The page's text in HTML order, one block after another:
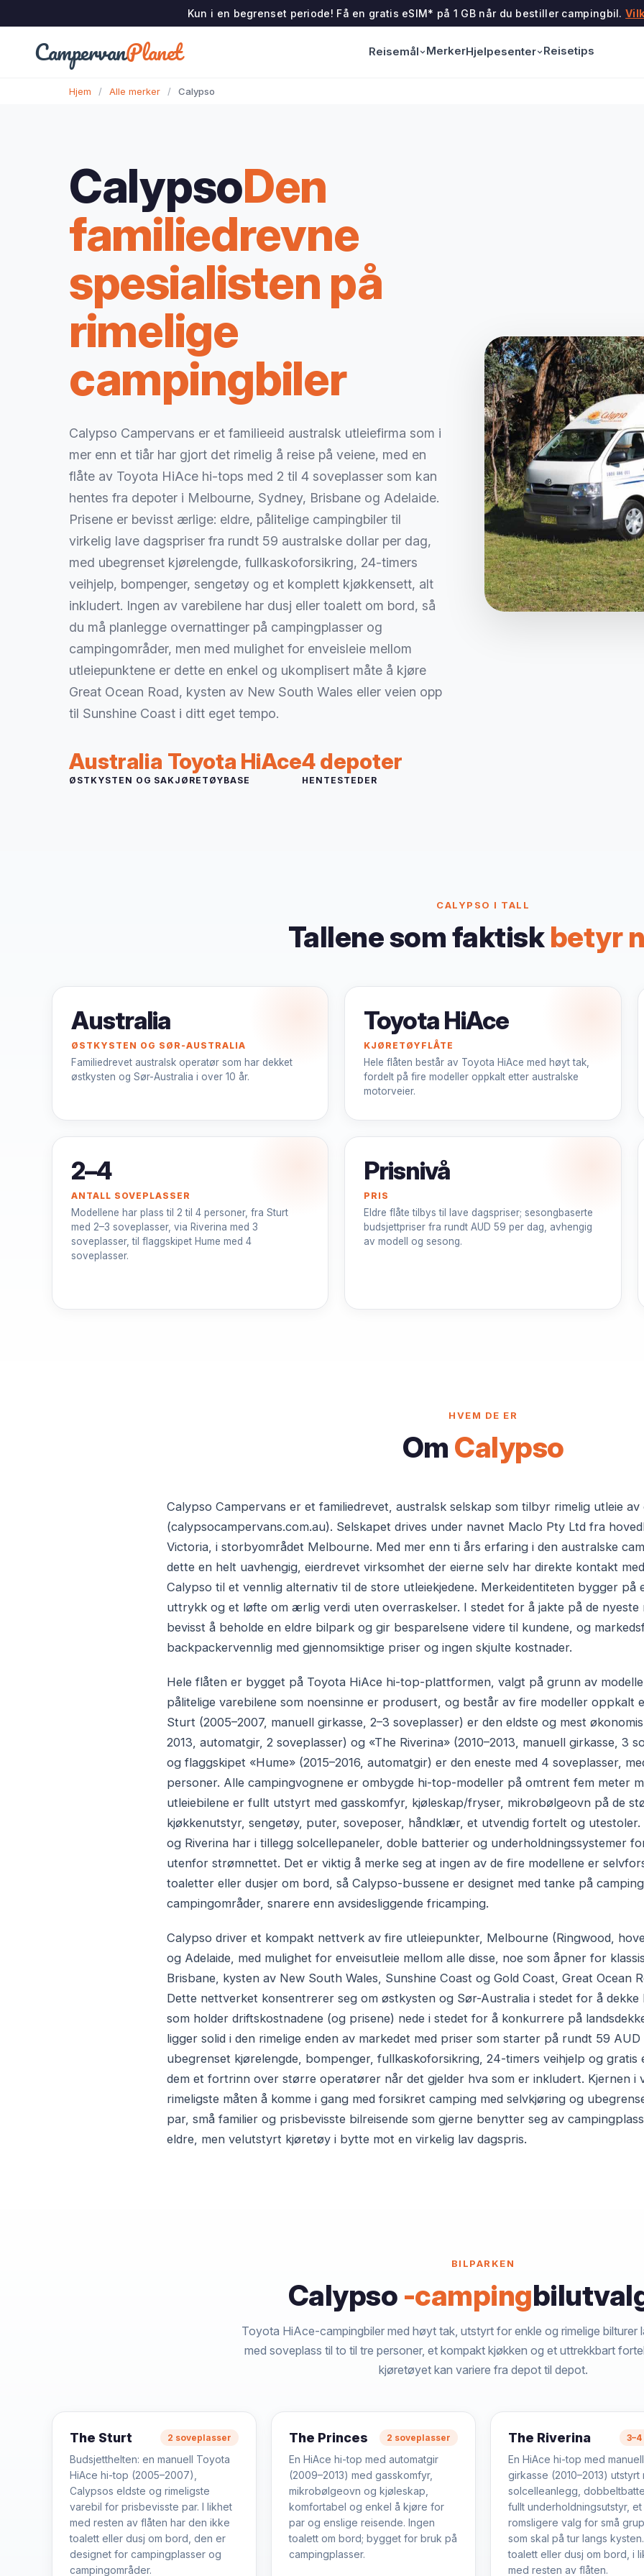
Kun i en begrenset periode! Få en gratis eSIM* på 1 GB når du bestiller campingbil.
CampervanPlanet Reisemål MerkerHjelpesenter Reisetips
Hjem / Alle merker / Calypso
CalypsoDen
familiedrevne
spesialisten på
rimelige
campingbiler
Calypso Campervans er et familieeid australsk utleiefirma som i
mer enn et tiår har gjort det rimelig å reise på veiene, med en
flåte av Toyota HiAce hi-tops med 2 til 4 soveplasser som kan
hentes fra depoter i Melbourne, Sydney, Brisbane og Adelaide.
Prisene er bevisst ærlige: eldre, pålitelige campingbiler til
virkelig lave dagspriser fra rundt 59 australske dollar per dag,
med ubegrenset kjørelengde, fullkaskoforsikring, 24-timers
veihjelp, bompenger, sengetøy og et komplett kjøkkensett, alt
inkludert. Ingen av varebilene har dusj eller toalett om bord, så
du må planlegge overnattinger på campingplasser og
campingområder, men med mulighet for enveisleie mellom
utleiepunktene er dette en enkel og ukomplisert måte å kjøre
Great Ocean Road, kysten av New South Wales eller veien opp
til Sunshine Coast i ditt eget tempo.
Australia
ØSTKYSTEN OG SA
Toyota HiAce
KJØRETØYBASE
4 depoter
HENTESTEDER
CALYPSO I TALL
Tallene som faktiskbetyr
Australia
ØSTKYSTEN OG SØR-AUSTRALIA
Familiedrevet australsk operatør som har dekket
østkysten og Sør-Australia i over 10 år.
Toyota HiAce
KJØRETØYFLÅTE
Hele flåten består av Toyota HiAce med høyt tak,
fordelt på fire modeller oppkalt etter australske
motorveier.
2–4
ANTALL SOVEPLASSER
Modellene har plass til 2 til 4 personer, fra Sturt
med 2–3 soveplasser, via Riverina med 3
soveplasser, til flaggskipet Hume med 4
soveplasser.
Prisnivå
PRIS
Eldre flåte tilbys til lave dagspriser; sesongbaserte
budsjettpriser fra rundt AUD 59 per dag, avhengig
av modell og sesong.
HVEM DE ER
Om Calypso
Calypso Campervans er et familiedrevet, australsk selskap som tilbyr rimelig utleie
(calypsocampervans.com.au). Selskapet drives under navnet Maclo Pty Ltd fra
Victoria, i storbyområdet Melbourne. Med mer enn ti års erfaring i den australske
dette en helt uavhengig, eierdrevet virksomhet der eierne selv har direkte kontakt
Calypso til et vennlig alternativ til de store utleiekjedene. Merkeidentiteten bygger
uttrykk og et løfte om ærlig verdi uten overraskelser. I stedet for å jakte på de nyeste
bevisst å beholde en eldre bilpark og gir besparelsene videre til kundene, og
backpackervennlig med gjennomsiktige priser og ingen skjulte kostnader.
Hele flåten er bygget på Toyota HiAce hi-top-plattformen, valgt på grunn av
pålitelige varebilene som noensinne er produsert, og består av fire modeller oppkalt
Sturt (2005–2007, manuell girkasse, 2–3 soveplasser) er den eldste og mest
2013, automatgir, 2 soveplasser) og «The Riverina» (2010–2013, manuell girkasse, 3
og flaggskipet «Hume» (2015–2016, automatgir) er den eneste med 4 soveplasser,
personer. Alle campingvognene er ombygde hi-top-modeller på omtrent fem meter
utleiebilene er fullt utstyrt med gasskomfyr, kjøleskap/fryser, mikrobølgeovn på de
kjøkkenutstyr, sengetøy, puter, soveposer, håndklær, et utvendig fortelt og utestoler.
og Riverina har i tillegg solcellepaneler, doble batterier og underholdningssystemer
utenfor strømnettet. Det er viktig å merke seg at ingen av de fire modellene er
toaletter eller dusjer om bord, så Calypso-bussene er designet med tanke på
campingområder, snarere enn avsidesliggende fricamping.
Calypso driver et kompakt nettverk av fire utleiepunkter, Melbourne (Ringwood,
og Adelaide, med mulighet for enveisutleie mellom alle disse, noe som åpner for
Brisbane, kysten av New South Wales, Sunshine Coast og Gold Coast, Great Ocean
Dette nettverket konsentrerer seg om østkysten og Sør-Australia i stedet for å dekke
som holder driftskostnadene (og prisene) nede i stedet for å konkurrere på
ligger solid i den rimelige enden av markedet med priser som starter på rundt 59
ubegrenset kjørelengde, bompenger, fullkaskoforsikring, 24-timers veihjelp og gratis
dem et fortrinn over større operatører når det gjelder hva som er inkludert. Kjernen i
rimeligste måten å komme i gang med forsikret camping med selvkjøring og
par, små familier og prisbevisste bilreisende som gjerne benytter seg av
eldre, men velutstyrt kjøretøy i bytte mot en virkelig lav dagspris.
BILPARKEN
Calypso -camping
Toyota HiAce-campingbiler med høyt tak, utstyrt for enkle og rimelige bilturer
med soveplass til to til tre personer, et kompakt kjøkken og et uttrekkbart
kjøretøyet kan variere fra depot til depot.
The Sturt 2 soveplasser
Budsjetthelten: en manuell Toyota
HiAce hi-top (2005–2007),
Calypsos eldste og rimeligste
varebil for prisbevisste par. I likhet
med resten av flåten har den ikke
toalett eller dusj om bord, den er
designet for campingplasser og
campingområder.
The Princes 2 soveplasser
En HiAce hi-top med automatgir
(2009–2013) med gasskomfyr,
mikrobølgeovn og kjøleskap,
komfortabel og enkel å kjøre for
par og enslige reisende. Ingen
toalett om bord; bygget for bruk på
campingplasser.
The Riverina
En HiAce hi-top med manuell
girkasse (2010–2013) utstyrt
solcelleanlegg,
fullt underholdningsutstyr, et
romsligere valg for små
som skal på tur langs
toalett eller dusj om bord, i
med resten av flåten.